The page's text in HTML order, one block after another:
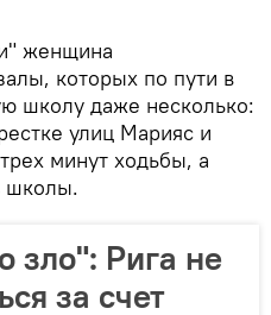
женщина
которых по пути в
школу даже несколько:
улиц Марияс и
минут ходьбы, а
школы.
зло": Рига не
за счет